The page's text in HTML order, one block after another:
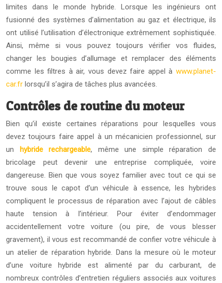
limites dans le monde hybride. Lorsque les ingénieurs ont
fusionné des systèmes d’alimentation au gaz et électrique, ils
ont utilisé l’utilisation d’électronique extrêmement sophistiquée.
Ainsi, même si vous pouvez toujours vérifier vos fluides,
changer les bougies d’allumage et remplacer des éléments
comme les filtres à air, vous devez faire appel à www.planet-
car.fr lorsqu’il s’agira de tâches plus avancées.
Contrôles de routine du moteur
Bien qu’il existe certaines réparations pour lesquelles vous
devez toujours faire appel à un mécanicien professionnel, sur
un hybride rechargeable, même une simple réparation de
bricolage peut devenir une entreprise compliquée, voire
dangereuse. Bien que vous soyez familier avec tout ce qui se
trouve sous le capot d’un véhicule à essence, les hybrides
compliquent le processus de réparation avec l’ajout de câbles
haute tension à l’intérieur. Pour éviter d’endommager
accidentellement votre voiture (ou pire, de vous blesser
gravement), il vous est recommandé de confier votre véhicule à
un atelier de réparation hybride. Dans la mesure où le moteur
d’une voiture hybride est alimenté par du carburant, de
nombreux contrôles d’entretien réguliers associés aux voitures